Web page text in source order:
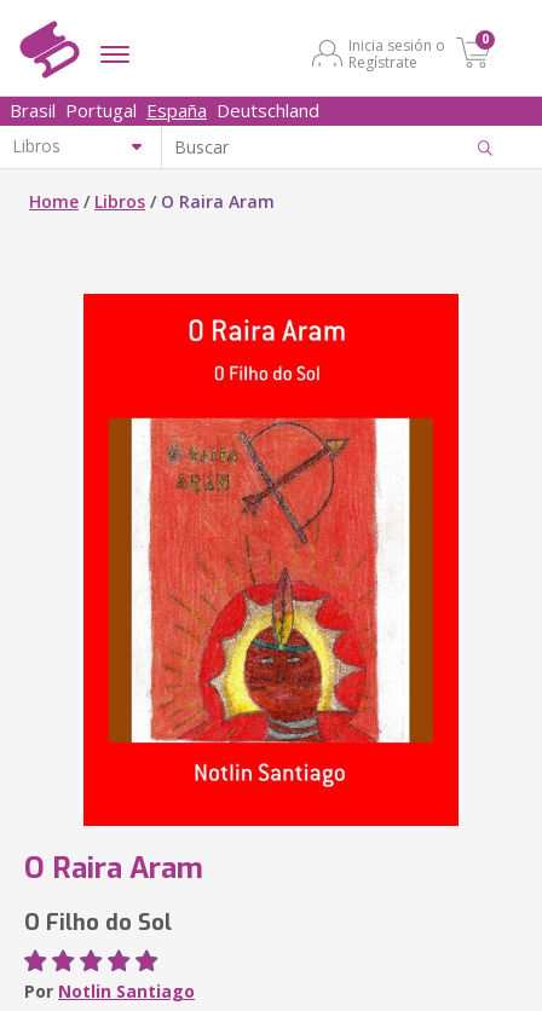
Inicia sesión o
Regístrate
0
Brasil Portugal España Deutschland
Home / Libros / O Raira Aram
O Raira Aram
O Filho do Sol
Por Notlin Santiago